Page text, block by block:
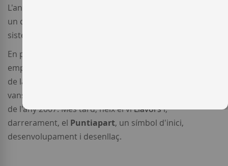
L'any 2009, la
un dels primers celler amb producció integrada, un
sistema de conreu respectuós amb el medi ambient.
En poc temps, s'han fet un lloc en el panorama vinícola
empordanès, sent un dels cellers més joves i dinàmics
de la
vans ser els vins joves
de l'any 2007. Més tard, neix el viLlavorsi,
darrerament, el Puntiapart, un símbol d'inici,
desenvolupament i desenllaç.